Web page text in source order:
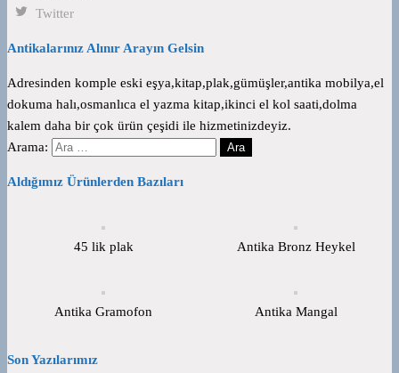
Twitter
Antikalarınız Alınır Arayın Gelsin
Adresinden komple eski eşya,kitap,plak,gümüşler,antika mobilya,el
dokuma halı,osmanlıca el yazma kitap,ikinci el kol saati,dolma
kalem daha bir çok ürün çeşidi ile hizmetinizdeyiz.
Arama:
Aldığımız Ürünlerden Bazıları
45 lik plak Antika Bronz Heykel
Antika Gramofon Antika Mangal
Son Yazılarımız